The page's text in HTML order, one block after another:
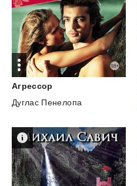
Агрессор
Дуглас Пенелопа